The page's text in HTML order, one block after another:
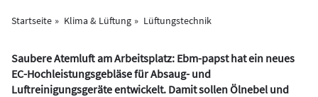
Startseite Klima & Lüftung Lüftungstechnik
Saubere Atemluft am Arbeitsplatz: Ebm-papst hat ein neues
EC-Hochleistungsgebläse für Absaug- und
Luftreinigungsgeräte entwickelt. Damit sollen Ölnebel und